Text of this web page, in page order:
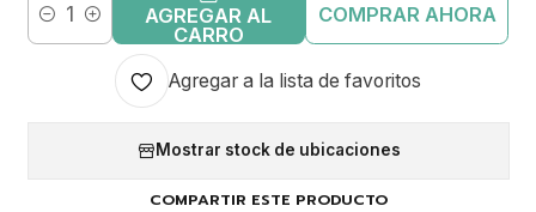
Cantidad
AGREGAR AL
CARRO
COMPRAR AHORA
Agregar a la lista de favoritos
Mostrar stock de ubicaciones
COMPARTIR ESTE PRODUCTO